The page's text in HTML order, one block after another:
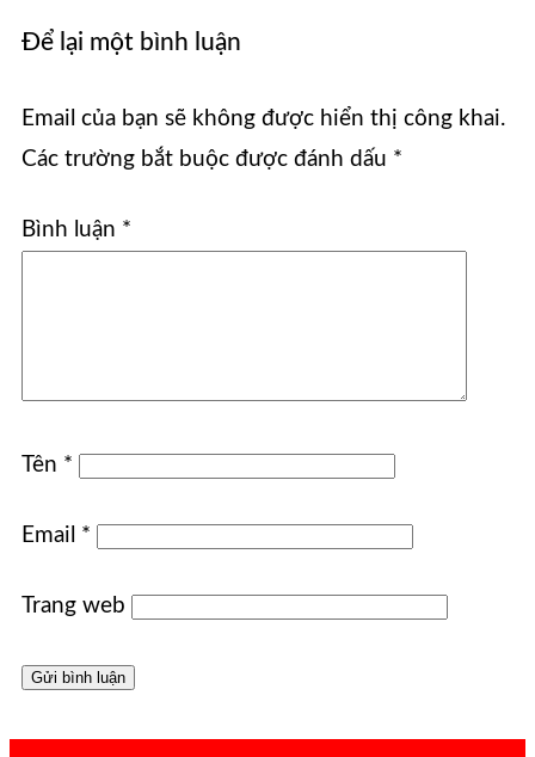
Để lại một bình luận
Email của bạn sẽ không được hiển thị công khai.
Các trường bắt buộc được đánh dấu *
Bình luận *
Tên *
Email *
Trang web